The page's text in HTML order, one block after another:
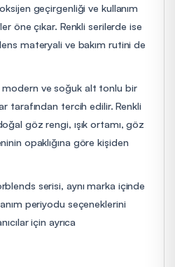
geçirgenliği ve kullanım
öne çıkar. Renkli serilerde ise
materyali ve bakım rutini de
ve soğuk alt tonlu bir
tarafından tercih edilir. Renkli
göz rengi, ışık ortamı, göz
opaklığına göre kişiden
serisi, aynı marka içinde
periyodu seçeneklerini
için ayrıca